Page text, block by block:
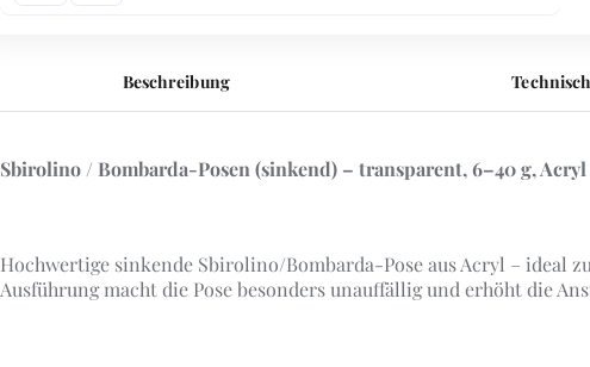
Beschreibung
Sbirolino / Bombarda-Posen (sinkend) – transparent, 6–40 g, Acryl
Hochwertige sinkende Sbirolino/Bombarda-Pose aus Acryl – ideal
Ausführung macht die Pose besonders unauffällig und erhöht die